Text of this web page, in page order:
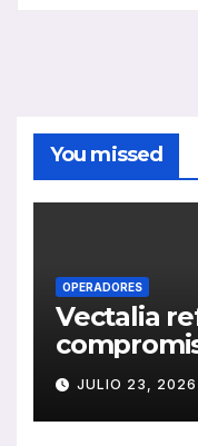
You missed
OPERADORES
Vectalia
de RSC
JULIO 23, 2026